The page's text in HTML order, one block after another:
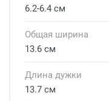
6.2-6.4 см
Общая ширина
13.6 см
Длина дужки
13.7 см